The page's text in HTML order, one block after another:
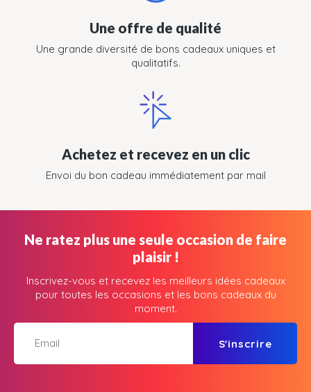
Une offre de qualité
Une grande diversité de bons cadeaux uniques et
qualitatifs.
Achetez et recevez en un clic
Envoi du bon cadeau immédiatement par mail
Ne ratez plus une seule occasion de faire
plaisir !
Inscrivez-vous et recevez les meilleurs idées cadeaux
pour toutes les occasions et les bons cadeaux du
moment.
S'inscrire